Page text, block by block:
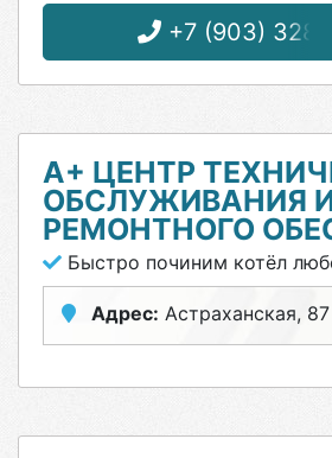
+7 (903) 328-
А+ ЦЕНТР
ОБСЛУЖИВАНИЯ
РЕМОНТНОГО
Быстро починим котёл
Адрес: Астраханская, 87